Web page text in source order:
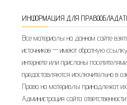
ИНФОРМАЦИЯ ДЛЯ
Все материалы на данном сайте
источников — имеют обратную
интернете или присланы
предоставляются исключительно в
Права на материалы принадлежат
Администрация сайта